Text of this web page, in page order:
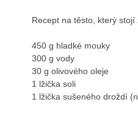
Recept na těsto, který stojí
450 g hladké mouky
300 g vody
30 g olivového oleje
1 lžička soli
1 lžička sušeného droždí